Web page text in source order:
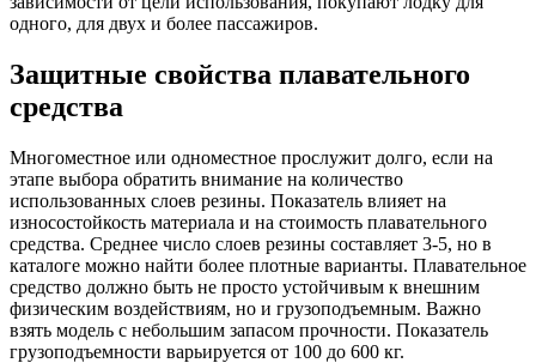
одного, для двух и более пассажиров.
Защитные свойства плавательного
средства
Многоместное или одноместное прослужит долго, если на
этапе выбора обратить внимание на количество
использованных слоев резины. Показатель влияет на
износостойкость материала и на стоимость плавательного
средства. Среднее число слоев резины составляет 3-5, но в
каталоге можно найти более плотные варианты. Плавательное
средство должно быть не просто устойчивым к внешним
физическим воздействиям, но и грузоподъемным. Важно
взять модель с небольшим запасом прочности. Показатель
грузоподъемности варьируется от 100 до 600 кг.